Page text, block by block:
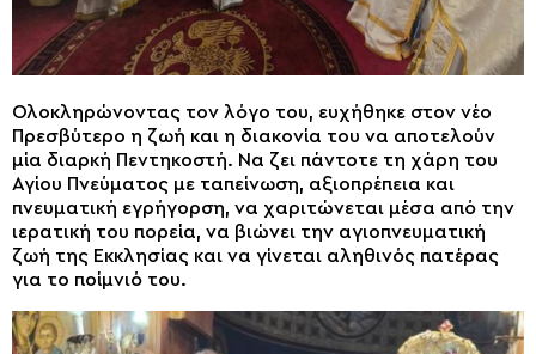
Ολοκληρώνοντας τον λόγο του, ευχήθηκε στον νέο
Πρεσβύτερο η ζωή και η διακονία του να αποτελούν
μία διαρκή Πεντηκοστή. Να ζει πάντοτε τη χάρη του
Αγίου Πνεύματος με ταπείνωση, αξιοπρέπεια και
πνευματική εγρήγορση, να χαριτώνεται μέσα από την
ιερατική του πορεία, να βιώνει την αγιοπνευματική
ζωή της Εκκλησίας και να γίνεται αληθινός πατέρας
για το ποίμνιό του.